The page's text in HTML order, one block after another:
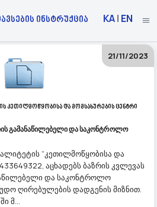
ინსტრუქცია KA| EN
Კეთილმოწყობისა Და Მომსახურების Ცენტრი
გამანაწილებელი და საკონტროლო
21/11/2023
“კეთილმოწყობისა და
აცხადებს ბაზრის კვლევას
და საკონტროლო
ღირებულების დადგენის მიზნით.
მ...